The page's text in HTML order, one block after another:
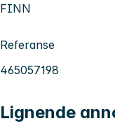
FINN
Referanse
465057198
Lignende